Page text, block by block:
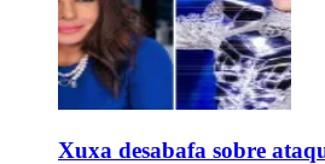
Xuxa desabafa sobre